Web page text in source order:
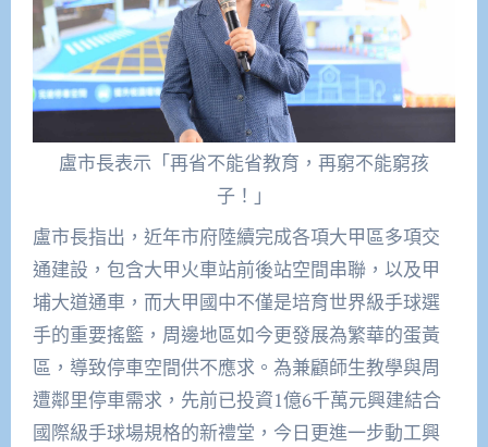
盧市長表示「再省不能省教育，再窮不能窮孩
子！」
盧市長指出，近年市府陸續完成各項大甲區多項交
通建設，包含大甲火車站前後站空間串聯，以及甲
埔大道通車，而大甲國中不僅是培育世界級手球選
手的重要搖籃，周邊地區如今更發展為繁華的蛋黃
區，導致停車空間供不應求。為兼顧師生教學與周
遭鄰里停車需求，先前已投資1億6千萬元興建結合
國際級手球場規格的新禮堂，今日更進一步動工興